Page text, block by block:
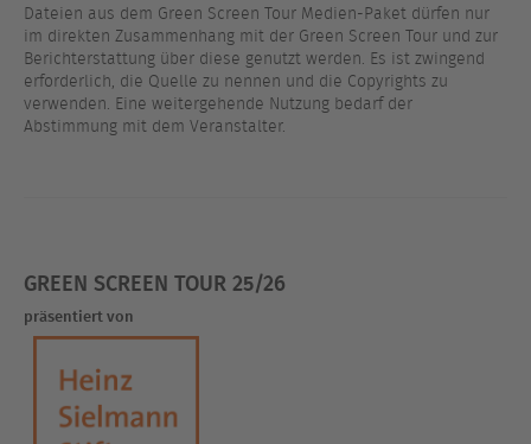
Dateien aus dem Green Screen Tour Medien-Paket dürfen nur
im direkten Zusammenhang mit der Green Screen Tour und zur
Berichterstattung über diese genutzt werden. Es ist zwingend
erforderlich, die Quelle zu nennen und die Copyrights zu
verwenden. Eine weitergehende Nutzung bedarf der
Abstimmung mit dem Veranstalter.
GREEN SCREEN TOUR 25/26
präsentiert von